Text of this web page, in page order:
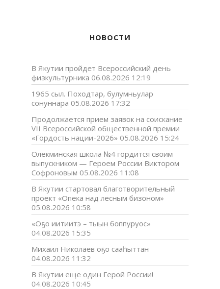
НОВОСТИ
В Якутии пройдет Всероссийский день
физкультурника 06.08.2026 12:19
1965 сыл. Походтар, булумньулар
сонуннара 05.08.2026 17:32
Продолжается прием заявок на соискание
VII Всероссийской общественной премии
«Гордость нации-2026» 05.08.2026 15:24
Олекминская школа №4 гордится своим
выпускником — Героем России Виктором
Софроновым 05.08.2026 11:08
В Якутии стартовал благотворительный
проект «Опека над лесным бизоном»
05.08.2026 10:58
«Оҕо иитиитэ – тыын боппуруос»
04.08.2026 15:35
Михаил Николаев оҕо сааһыттан
04.08.2026 11:32
В Якутии еще один Герой России!
04.08.2026 10:45